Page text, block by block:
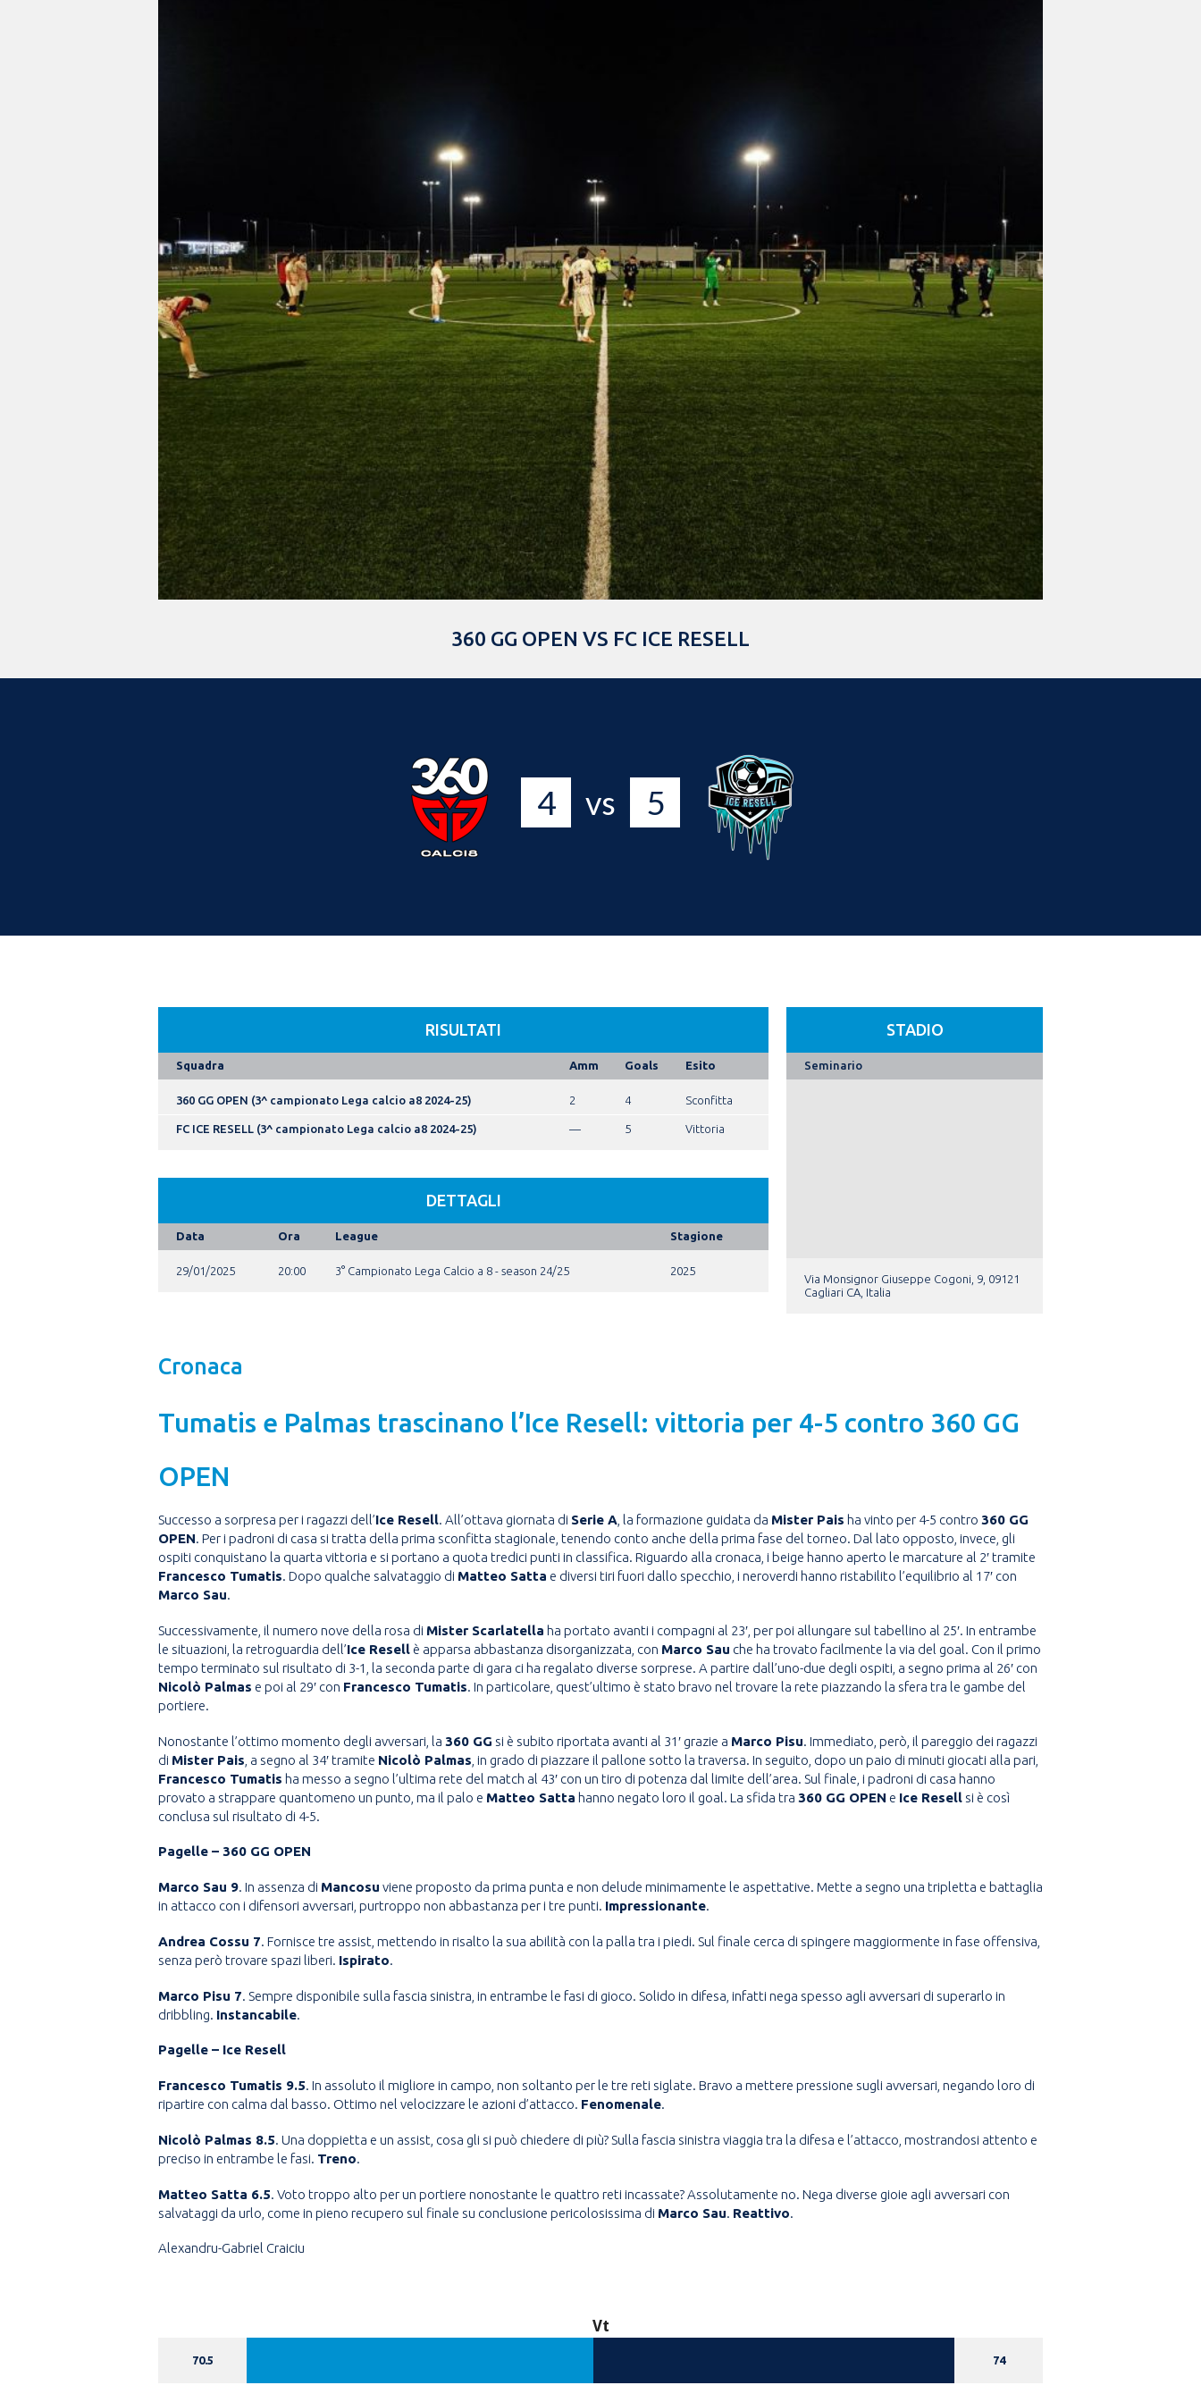
360 GG OPEN VS FC ICE RESELL
4 vs 5
RISULTATI
Squadra Amm Goals Esito
360 GG OPEN (3^ campionato Lega calcio a8 2024-25) 2 4 Sconfitta
FC ICE RESELL (3^ campionato Lega calcio a8 2024-25) — 5 Vittoria
STADIO
Seminario
Via Monsignor Giuseppe Cogoni, 9, 09121
Cagliari CA, Italia
DETTAGLI
Data Ora League Stagione
29/01/2025 20:00 3° Campionato Lega Calcio a 8 - season 24/25 2025
Cronaca
Tumatis e Palmas trascinano l’Ice Resell: vittoria per 4-5 contro 360 GG
OPEN
Successo a sorpresa per i ragazzi dell’Ice Resell. All’ottava giornata di Serie A , la formazione guidata da Mister Pais ha vinto per 4-5 contro 360 GG
OPEN. Per i padroni di casa si tratta della prima sconfitta stagionale, tenendo conto anche della prima fase del torneo. Dal lato opposto, invece, gli
ospiti conquistano la quarta vittoria e si portano a quota tredici punti in classifica. Riguardo alla cronaca, i beige hanno aperto le marcature al 2′ tramite
Francesco Tumatis. Dopo qualche salvataggio di Matteo Satta e diversi tiri fuori dallo specchio, i neroverdi hanno ristabilito l’equilibrio al 17′ con
Marco Sau.
Successivamente, il numero nove della rosa di Mister Scarlatella ha portato avanti i compagni al 23′, per poi allungare sul tabellino al 25′. In entrambe
le situazioni, la retroguardia dell’Ice Resell è apparsa abbastanza disorganizzata, con Marco Sau che ha trovato facilmente la via del goal. Con il primo
tempo terminato sul risultato di 3-1, la seconda parte di gara ci ha regalato diverse sorprese. A partire dall’uno-due degli ospiti, a segno prima al 26′ con
Nicolò Palmas e poi al 29′ con Francesco Tumatis. In particolare, quest’ultimo è stato bravo nel trovare la rete piazzando la sfera tra le gambe del
portiere.
Nonostante l’ottimo momento degli avversari, la 360 GG si è subito riportata avanti al 31′ grazie a Marco Pisu. Immediato, però, il pareggio dei ragazzi
di Mister Pais , a segno al 34′ tramite Nicolò Palmas , in grado di piazzare il pallone sotto la traversa. In seguito, dopo un paio di minuti giocati alla pari,
Francesco Tumatis ha messo a segno l’ultima rete del match al 43′ con un tiro di potenza dal limite dell’area. Sul finale, i padroni di casa hanno
provato a strappare quantomeno un punto, ma il palo e Matteo Satta hanno negato loro il goal. La sfida tra 360 GG OPEN e Ice Resell si è così
conclusa sul risultato di 4-5.
Pagelle – 360 GG OPEN
Marco Sau 9. In assenza di Mancosu viene proposto da prima punta e non delude minimamente le aspettative. Mette a segno una tripletta e battaglia
in attacco con i difensori avversari, purtroppo non abbastanza per i tre punti. Impressionante.
Andrea Cossu 7. Fornisce tre assist, mettendo in risalto la sua abilità con la palla tra i piedi. Sul finale cerca di spingere maggiormente in fase offensiva,
senza però trovare spazi liberi. Ispirato.
Marco Pisu 7. Sempre disponibile sulla fascia sinistra, in entrambe le fasi di gioco. Solido in difesa, infatti nega spesso agli avversari di superarlo in
dribbling. Instancabile.
Pagelle – Ice Resell
Francesco Tumatis 9.5. In assoluto il migliore in campo, non soltanto per le tre reti siglate. Bravo a mettere pressione sugli avversari, negando loro di
ripartire con calma dal basso. Ottimo nel velocizzare le azioni d’attacco. Fenomenale.
Nicolò Palmas 8.5. Una doppietta e un assist, cosa gli si può chiedere di più? Sulla fascia sinistra viaggia tra la difesa e l’attacco, mostrandosi attento e
preciso in entrambe le fasi. Treno.
Matteo Satta 6.5. Voto troppo alto per un portiere nonostante le quattro reti incassate? Assolutamente no. Nega diverse gioie agli avversari con
salvataggi da urlo, come in pieno recupero sul finale su conclusione pericolosissima di Marco Sau. Reattivo.
Alexandru-Gabriel Craiciu
Vt
70.5 74